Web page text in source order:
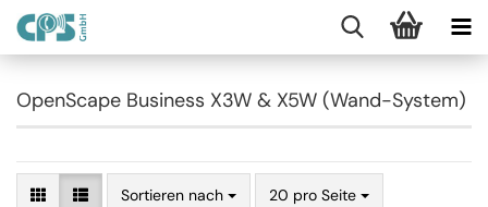
OpenScape Business X3W & X5W (Wand-System)
Sortieren nach 20 pro Seite